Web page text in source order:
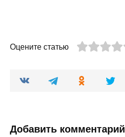
Оцените статью
Добавить комментарий